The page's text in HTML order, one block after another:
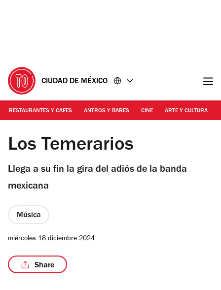
CIUDAD DE MÉXICO
RESTAURANTES Y CAFES ANTROS Y BARES CINE ARTE Y CULTURA
Foto: Cortesía
Los Temerarios
Llega a su fin la gira del adiós de la banda
mexicana
Música
miércoles 18 diciembre 2024
Share